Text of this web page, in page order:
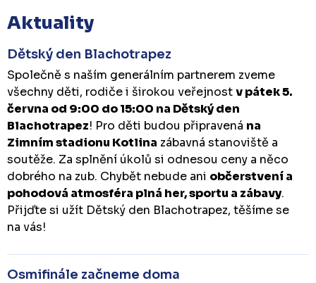
Aktuality
Dětský den Blachotrapez
Společně s naším generálním partnerem zveme
všechny děti, rodiče i širokou veřejnostv pátek 5.
června od 9:00 do 15:00 na Dětský den
Blachotrapez! Pro děti budou připravená na
Zimním stadionu Kotlina zábavná stanoviště a
soutěže. Za splnění úkolů si odnesou ceny a něco
dobrého na zub. Chybět nebude ani občerstvení a
pohodová atmosféra plná her, sportu a zábavy.
Přijďte si užít Dětský den Blachotrapez, těšíme se
na vás!
Osmifinále začneme doma